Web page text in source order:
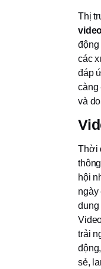
Thị
động
các
đáp
càng
và
Thời
hội
ngày
dung
trải
sẻ,